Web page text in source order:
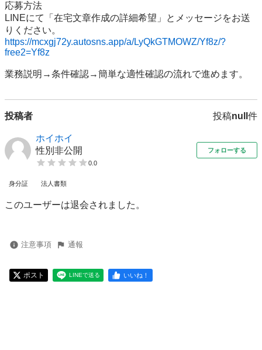
応募方法
LINEにて「在宅文章作成の詳細希望」とメッセージをお送
https://mcxgj72y.autosns.app/a/LyQkGTMOWZ/Yf8z/?
free2=Yf8z
投稿者 投稿null 件
ホイホイ
性別非公開
0.0
フォローする
身分証 法人書類
このユーザーは退会されました。
注意事項 通報
ポスト LINEで送る いいね！